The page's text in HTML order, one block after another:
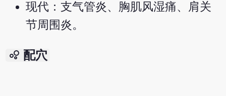
现代：支气管炎、胸肌风湿痛、肩关
节周围炎。
bubble_chart 配穴